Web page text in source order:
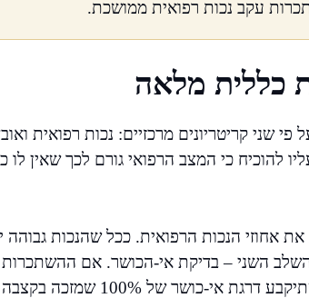
עקב נכות רפואית ממושכת.
כללית מלאה
שני קריטריונים מרכזיים: נכות רפואית
להוכיח כי המצב הרפואי גורם לכך שאין לו
אחוזי הנכות הרפואית. ככל שהנכות גבוהה
השני – בדיקת אי-הכושר. אם ההשתכרות
בצורה משמעותית והיכולת לעבוד נפגעה לחלוטין, ייתכן שתיקבע דרגת אי-כושר של 100% שמזכה בקצבה